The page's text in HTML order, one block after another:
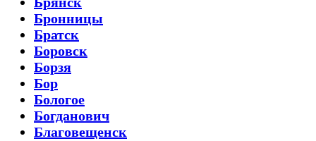
Бронницы
Братск
Боровск
Борзя
Бор
Бологое
Богданович
Благовещенск